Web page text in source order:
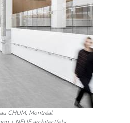
CHUM, Montréal